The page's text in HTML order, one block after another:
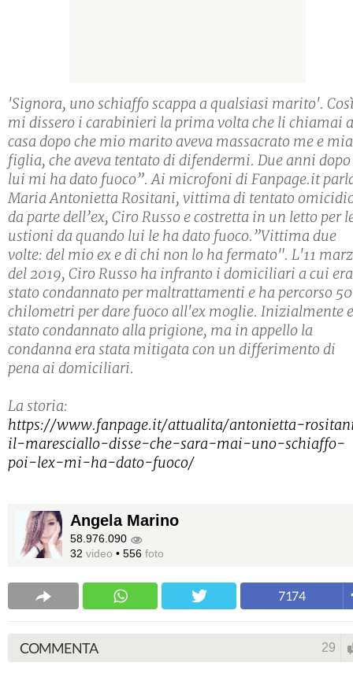
'Signora, uno schiaffo scappa a qualsiasi marito'.
mi dissero i carabinieri la prima volta che li chiamai a
casa dopo che mio marito aveva massacrato me e mia
figlia, che aveva tentato di difendermi. Due anni dopo
lui mi ha dato fuoco”. Ai microfoni di Fanpage.it
Maria Antonietta Rositani, vittima di tentato
da parte dell’ex, Ciro Russo e costretta in un letto per
ustioni da quando lui le ha dato fuoco.”Vittima due
volte: del mio ex e di chi non lo ha fermato". L'11
del 2019, Ciro Russo ha infranto i domiciliari a cui era
stato condannato per maltrattamenti e ha percorso
chilometri per dare fuoco all'ex moglie. Inizialmente
stato condannato alla prigione, ma in appello la
condanna era stata mitigata con un differimento di
pena ai domiciliari.
La storia:
https://www.fanpage.it/attualita/antonietta-
il-maresciallo-disse-che-sara-mai-uno-schiaffo-
poi-lex-mi-ha-dato-fuoco/
Angela Marino
58.976.090
32 video • 556 foto
7174
COMMENTA 29